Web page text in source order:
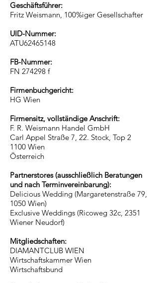
Geschäftsführer:
Fritz Weismann, 100%iger Gesellschafter
UID-Nummer:
ATU62465148
FB-Nummer:
FN 274298 f
Firmenbuchgericht:
HG Wien
Firmensitz, vollständige Anschrift:
F. R. Weismann Handel GmbH
Carl Appel Straße 7, 22. Stock, Top 2
1100 Wien
Österreich
Partnerstores (ausschließlich Beratungen
und nach Terminvereinbarung):
Delicious Wedding (Margaretenstraße 79,
1050 Wien)
Exclusive Weddings (Ricoweg 32c, 2351
Wiener Neudorf)
Mitgliedschaften:
DIAMANTCLUB WIEN
Wirtschaftskammer Wien
Wirtschaftsbund